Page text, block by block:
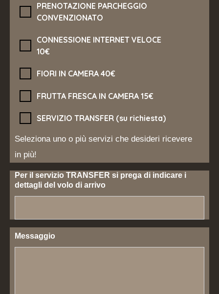
PRENOTAZIONE PARCHEGGIO
CONVENZIONATO
CONNESSIONE INTERNET VELOCE
10€
FIORI IN CAMERA 40€
FRUTTA FRESCA IN CAMERA 15€
SERVIZIO TRANSFER (su richiesta)
Seleziona uno o più servizi che desideri ricevere
in più!
Per il servizio TRANSFER si prega di indicare i
dettagli del volo di arrivo
Messaggio